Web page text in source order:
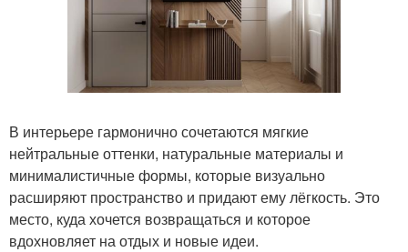
В интерьере гармонично сочетаются мягкие
нейтральные оттенки, натуральные материалы и
минималистичные формы, которые визуально
расширяют пространство и придают ему лёгкость. Это
место, куда хочется возвращаться и которое
вдохновляет на отдых и новые идеи.